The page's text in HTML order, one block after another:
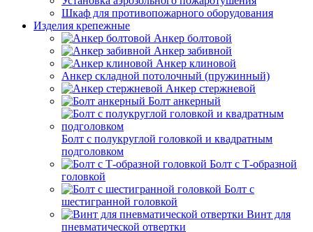
Шкаф для противопожарного оборудования
Изделия крепежные
Анкер болтовой
Анкер забивной
Анкер клиновой
Анкер складной потолочный (пружинный)
Анкер стержневой
Болт анкерный
Болт с полукруглой головкой и квадратным
подголовком
Болт с Т-образной
головкой
Болт с
шестигранной головкой
Винт для
пневматической отвертки